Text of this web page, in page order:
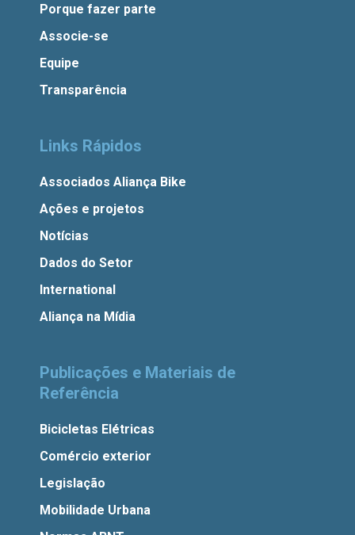
Porque fazer parte
Associe-se
Equipe
Transparência
Links Rápidos
Associados Aliança Bike
Ações e projetos
Notícias
Dados do Setor
International
Aliança na Mídia
Publicações e Materiais de
Referência
Bicicletas Elétricas
Comércio exterior
Legislação
Mobilidade Urbana